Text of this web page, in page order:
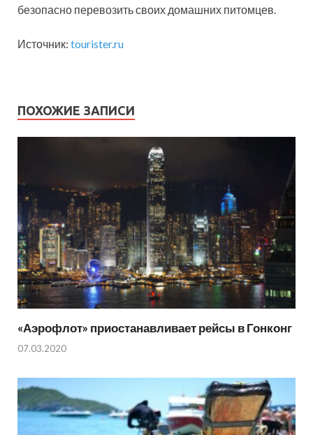
безопасно перевозить своих домашних питомцев.
Источник: tourister.ru
ПОХОЖИЕ ЗАПИСИ
«Аэрофлот» приостанавливает рейсы в Гонконг
07.03.2020